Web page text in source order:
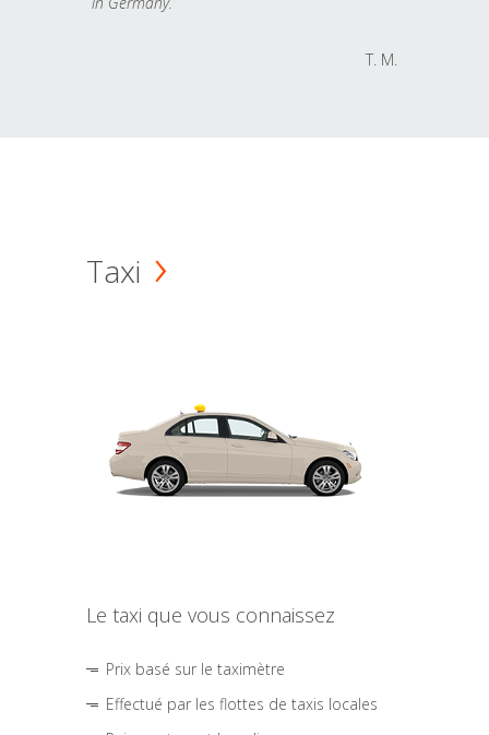
T. M.
Taxi
Le taxi que vous connaissez
Prix basé sur le taximètre
Effectué par les flottes de taxis locales